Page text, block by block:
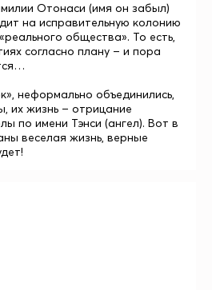
Отонаси (имя он забыл)
на исправительную колонию
общества». То есть,
согласно плану – и пора
неформально объединились,
их жизнь – отрицание
по имени Тэнси (ангел). Вот в
веселая жизнь, верные